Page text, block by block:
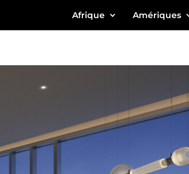
Afrique Amériques